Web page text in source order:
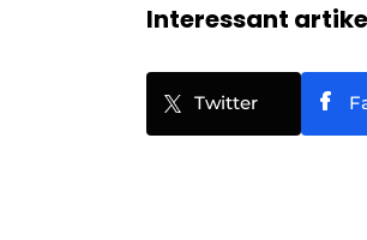
Interessant
Twitter